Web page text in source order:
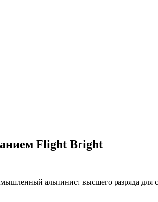
Flight Bright
альпинист высшего разряда